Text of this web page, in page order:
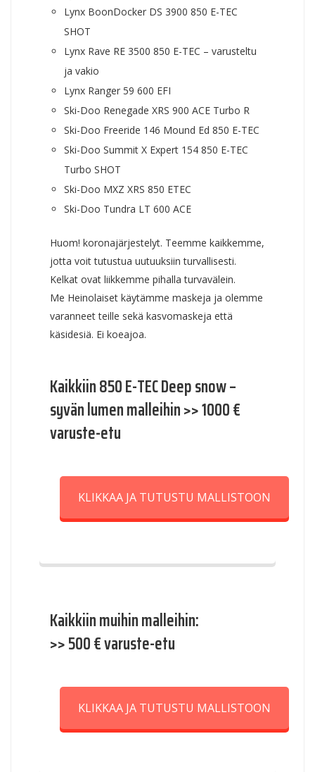
Lynx BoonDocker DS 3900 850 E-TEC
SHOT
Lynx Rave RE 3500 850 E-TEC – varusteltu
ja vakio
Lynx Ranger 59 600 EFI
Ski-Doo Renegade XRS 900 ACE Turbo R
Ski-Doo Freeride 146 Mound Ed 850 E-TEC
Ski-Doo Summit X Expert 154 850 E-TEC
Turbo SHOT
Ski-Doo MXZ XRS 850 ETEC
Ski-Doo Tundra LT 600 ACE
Huom! koronajärjestelyt. Teemme kaikkemme,
jotta voit tutustua uutuuksiin turvallisesti.
Kelkat ovat liikkemme pihalla turvavälein.
Me Heinolaiset käytämme maskeja ja olemme
varanneet teille sekä kasvomaskeja että
käsidesiä. Ei koeajoa.
Kaikkiin 850 E-TEC Deep snow –
syvän lumen malleihin >> 1000 €
varuste-etu
KLIKKAA JA TUTUSTU MALLISTOON
Kaikkiin muihin malleihin:
>> 500 € varuste-etu
KLIKKAA JA TUTUSTU MALLISTOON